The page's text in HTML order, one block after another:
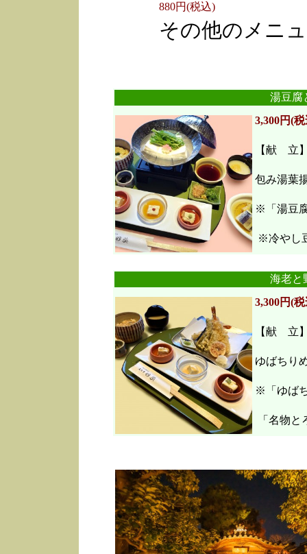
880円(税込)
その他のメニ
湯豆腐
3,300円(
【献 立
包み湯葉
※「湯豆
※冷やし
海老
3,300円(
【献 立
ゆばちり
※「ゆば
「名物と